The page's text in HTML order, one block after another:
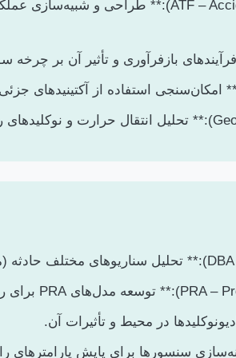
بازفرآوری و تأثیر آن بر چرخه
در محیط و تأثیرات آن.
سنسورها برای پایش پارامترهای